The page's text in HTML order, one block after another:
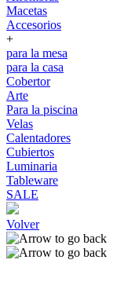
Macetas
Accesorios
+
para la mesa
para la casa
Cobertor
Arte
Para la piscina
Velas
Calentadores
Cubiertos
Luminaria
Tableware
SALE
Volver